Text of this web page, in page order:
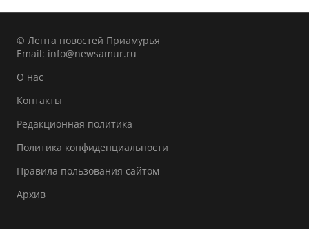
© Лента новостей Приамурья
Email: info@newsamur.ru
О нас
Контакты
Редакционная политика
Политика конфиденциальности
Правила пользования сайтом
Архив